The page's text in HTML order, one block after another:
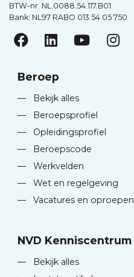
BTW-nr. NL.0088.54.117.B01
Bank: NL97 RABO 013 54 05 750
Beroep
—
Bekijk alles
—
Beroepsprofiel
—
Opleidingsprofiel
—
Beroepscode
—
Werkvelden
—
Wet en regelgeving
—
Vacatures en oproepen
NVD Kenniscentrum
—
Bekijk alles